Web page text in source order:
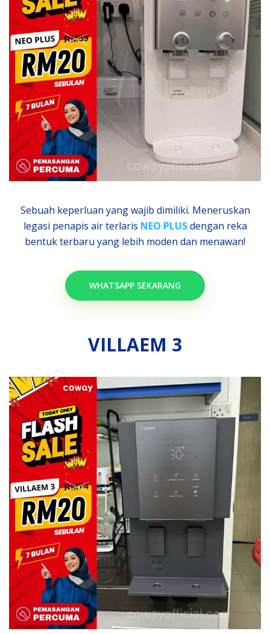
Sebuah keperluan yang wajib dimiliki. Meneruskan
legasi penapis air terlaris NEO PLUSdengan reka
bentuk terbaru yang lebih moden dan menawan!
WHATSAPP SEKARANG
VILLAEM 3